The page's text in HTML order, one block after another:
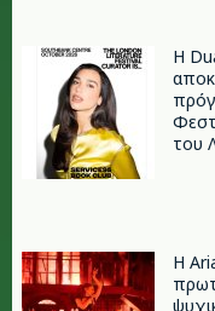
Η
του
Η